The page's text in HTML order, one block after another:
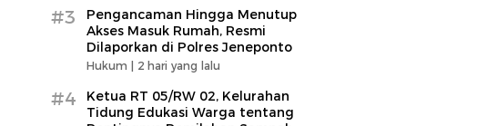
#3
Pengancaman Hingga Menutup
Akses Masuk Rumah, Resmi
Dilaporkan di Polres Jeneponto
Hukum | 2 hari yang lalu
#4
Ketua RT 05/RW 02, Kelurahan
Tidung Edukasi Warga tentang